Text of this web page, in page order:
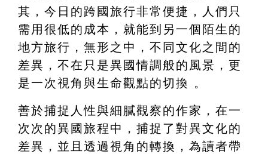
其，今日的跨國旅行非常便捷，人們只
需用很低的成本，就能到另一個陌生的
地方旅行，無形之中，不同文化之間的
差異，不在只是異國情調般的風景，更
是一次視角與生命觀點的切換 。
善於捕捉人性與細膩觀察的作家，在一
次次的異國旅程中，捕捉了對異文化的
差異，並且透過視角的轉換，為讀者帶